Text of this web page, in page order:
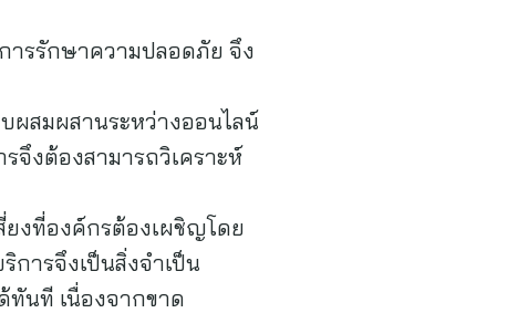
ารรักษาความปลอดภัย จึง
ผสมผสานระหว่างออนไลน์
จึงต้องสามารถวิเคราะห์
ยงที่องค์กรต้องเผชิญโดย
การจึงเป็นสิ่งจำเป็น
ทันที เนื่องจากขาด